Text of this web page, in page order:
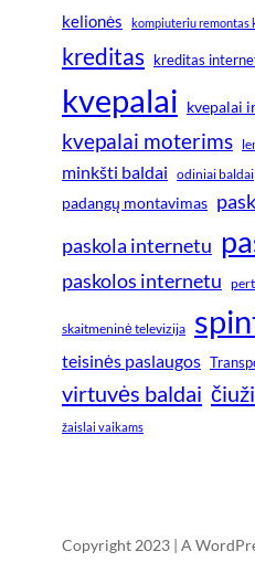
kelionės kompiuteriu remontas
kreditas kreditas
kvepalai kvepalai
kvepalai moterims
minkšti baldai odiniai baldai
padangų montavimas
paskola internetu
paskolos internetu
skaitmeninė televizija
teisinės paslaugos
virtuvės baldai
žaislai vaikams
Copyright 2023 | A